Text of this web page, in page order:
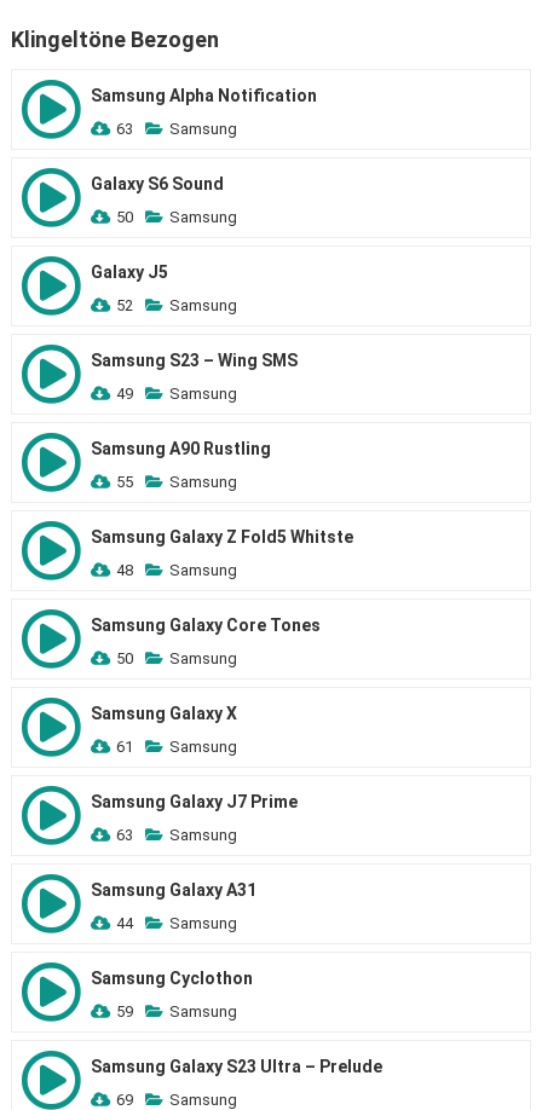
Klingeltöne Bezogen
Samsung Alpha Notification
63 Samsung
Galaxy S6 Sound
50 Samsung
Galaxy J5
52 Samsung
Samsung S23 – Wing SMS
49 Samsung
Samsung A90 Rustling
55 Samsung
Samsung Galaxy Z Fold5 Whitste
48 Samsung
Samsung Galaxy Core Tones
50 Samsung
Samsung Galaxy X
61 Samsung
Samsung Galaxy J7 Prime
63 Samsung
Samsung Galaxy A31
44 Samsung
Samsung Cyclothon
59 Samsung
Samsung Galaxy S23 Ultra – Prelude
69 Samsung